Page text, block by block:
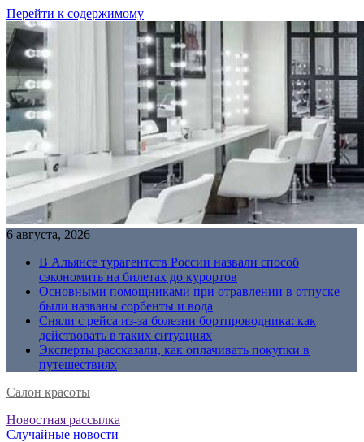
Перейти к содержимому
6 августа, 2026
В Альянсе турагентств России назвали способ
сэкономить на билетах до курортов
Основными помощниками при отравлении в отпуске
были названы сорбенты и вода
Сняли с рейса из-за болезни бортпроводника: как
действовать в таких ситуациях
Эксперты рассказали, как оплачивать покупки в
путешествиях
Салон красоты
Новостная рассылка
Случайные новости